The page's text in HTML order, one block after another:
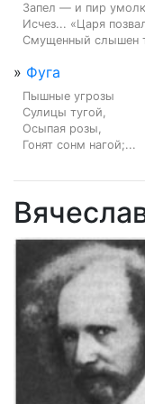
Запел — и пир
Исчез... «Царя
Смущенный слышен
» Фуга
Пышные угрозы
Сулицы тугой,
Осыпая розы,
Гонят сонм нагой;...